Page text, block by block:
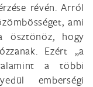
révén. Arról
ami
ösztönöz, hogy
Ezért „a
a többi
emberségi